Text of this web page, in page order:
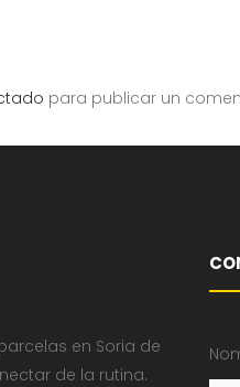
para publicar un
en Soria de
de la rutina.